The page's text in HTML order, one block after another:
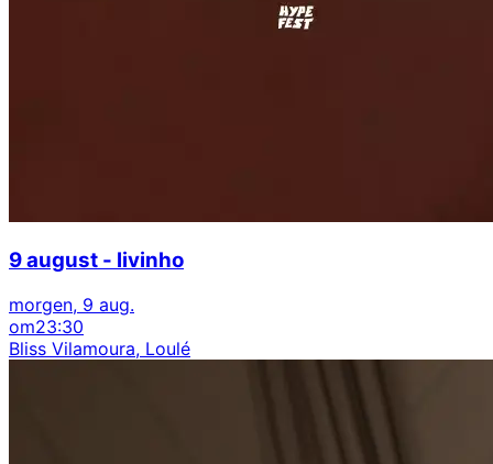
9 august - livinho
morgen, 9 aug.
om23:30
Bliss Vilamoura, Loulé